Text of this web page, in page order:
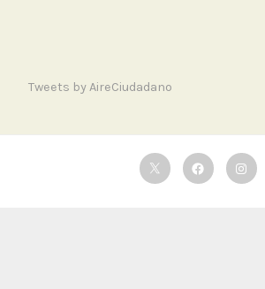
Tweets by AireCiudadano
TwitterFacebook